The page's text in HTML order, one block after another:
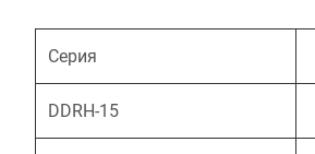
Серия
DDRH-15